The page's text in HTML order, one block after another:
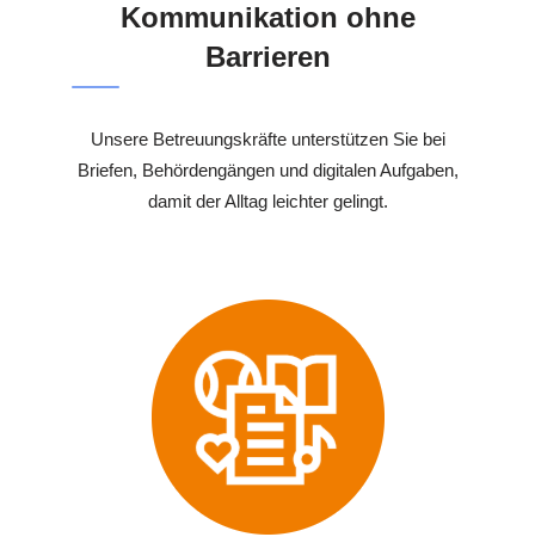
Kommunikation ohne
Barrieren
Unsere Betreuungskräfte unterstützen Sie bei
Briefen, Behördengängen und digitalen Aufgaben,
damit der Alltag leichter gelingt.